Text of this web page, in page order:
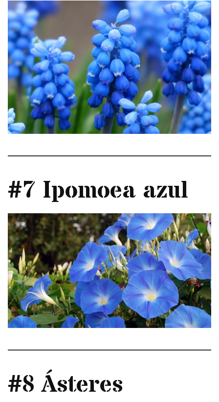
#7 Ipomoea azul
#8 Ásteres